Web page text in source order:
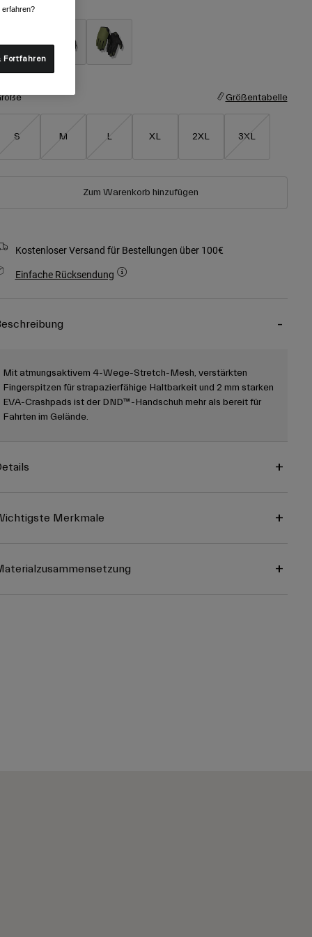
-Schwarz
ausgewählt
Größentabelle
S M L XL 2XL 3XL
Zum Warenkorb hinzufügen
Kostenloser Versand für Bestellungen über 100€
Einfache Rücksendung
Mit atmungsaktivem 4-Wege-Stretch-Mesh, verstärkten
Fingerspitzen für strapazierfähige Haltbarkeit und 2 mm starken
EVA-Crashpads ist der DND™-Handschuh mehr als bereit für
Fahrten im Gelände.
Merkmale
erfahren?
Fortfahren